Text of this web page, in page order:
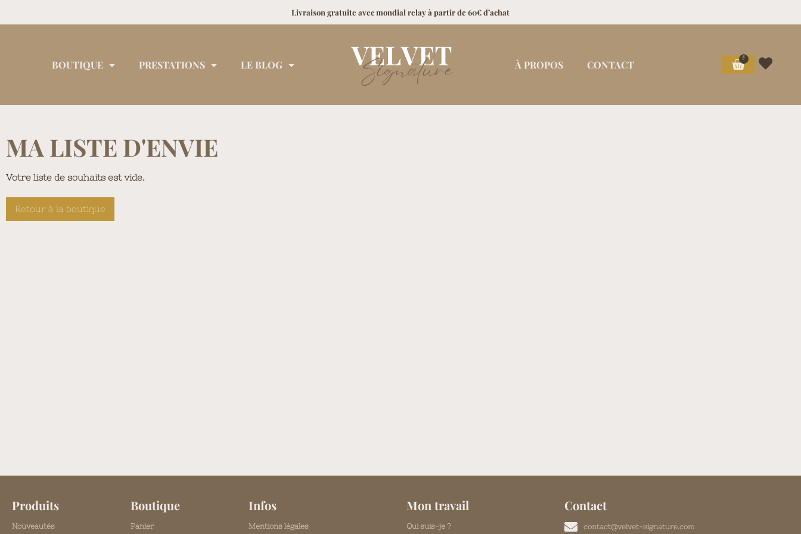
Livraison gratuite avec mondial relay à partir de 60€ d’achat
BOUTIQUE PRESTATIONS LE BLOG À PROPOS CONTACT 0
MA LISTE D'ENVIE
Votre liste de souhaits est vide.
Retour à la boutique
Produits
Nouveautés
Boutique
Panier
Infos
Mentions légales
Mon travail
Qui suis-je ?
Contact
contact@velvet-signature.com